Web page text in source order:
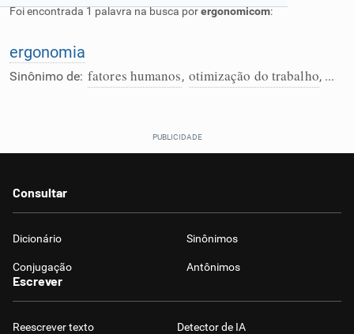
Corrigir Texto
Foi encontrada 1 palavra na busca porergonomicom:
ergonomia
Sinônimo de: fatores humanos, otimização do trabalho, ...
Consultar
Dicionário Sinônimos
Conjugação Antônimos
Escrever
Reescrever texto Detector de IA